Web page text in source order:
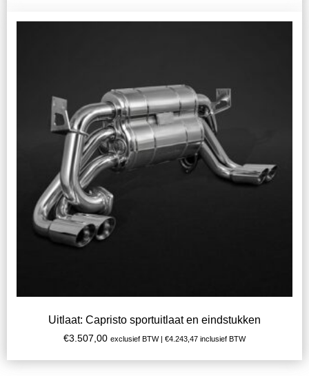
Uitlaat: Capristo sportuitlaat en eindstukken
€3.507,00 exclusief BTW | €4.243,47 inclusief BTW